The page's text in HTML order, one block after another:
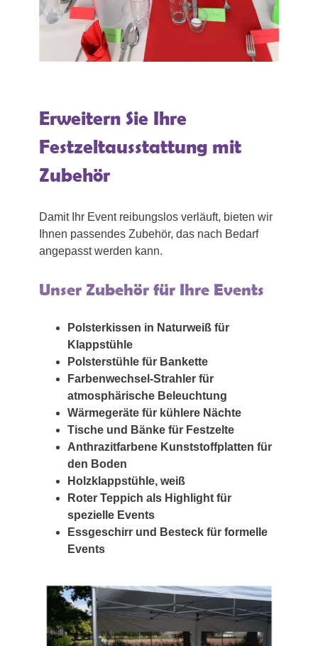
Erweitern Sie Ihre
Festzeltausstattung mit
Zubehör
Damit Ihr Event reibungslos verläuft, bieten wir
Ihnen passendes Zubehör, das nach Bedarf
angepasst werden kann.
Unser Zubehör für Ihre Events
Polsterkissen in Naturweiß für
Klappstühle
Polsterstühle für Bankette
Farbenwechsel-Strahler für
atmosphärische Beleuchtung
Wärmegeräte für kühlere Nächte
Tische und Bänke für Festzelte
Anthrazitfarbene Kunststoffplatten für
den Boden
Holzklappstühle, weiß
Roter Teppich als Highlight für
spezielle Events
Essgeschirr und Besteck für formelle
Events